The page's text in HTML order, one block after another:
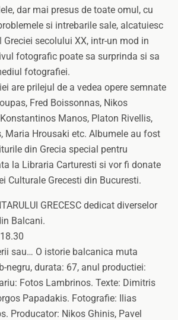
dar mai presus de toate omul, cu
si intrebarile sale, alcatuiesc
secolului XX, intr-un mod in
fotografic poate sa surprinda si sa
fotografiei.
are prilejul de a vedea opere semnate
Fred Boissonnas, Nikos
Manos, Platon Rivellis,
Maria Hrousaki etc. Albumele au fost
din Grecia special pentru
la Libraria Carturesti si vor fi donate
Culturale Grecesti din Bucuresti.
GRECESC dedicat diverselor
Balcani.
sau… O istorie balcanica muta
negru, durata: 67, anul productiei:
Fotos Lambrinos. Texte: Dimitris
Papadakis. Fotografie: Ilias
Producator: Nikos Ghinis, Pavel